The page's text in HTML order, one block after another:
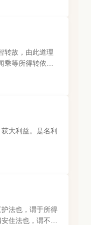
转故，由此道理
等所得转依，
大利益。是名利
法也，谓于所得
住法也，谓不退